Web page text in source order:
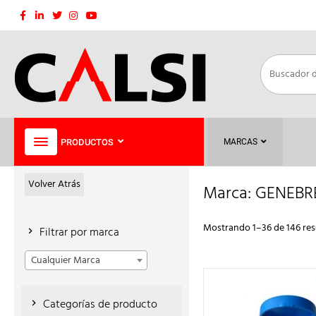
Saltar
PRODUCTOS MARCAS
Marca:
Mostrando 1–36 de 146
Volver Atrás
Filtrar por marca
Cualquier Marca
Categorías de producto